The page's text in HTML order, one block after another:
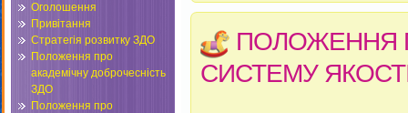
Оголошення
Привітання
Стратегія розвитку ЗДО
Положення про
академічну доброчесність
ЗДО
Положення про
ПОЛОЖЕННЯ
СИСТЕМУ